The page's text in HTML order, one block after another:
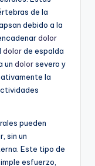
de la
debido a la
dolor
dolorde espalda
un dolorsevero y
la
pueden
sin un
Este tipo de
esfuerzo,